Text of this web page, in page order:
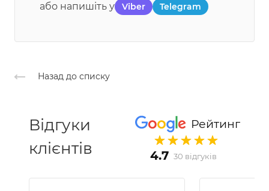
або напишіть у Viber Telegram
Назад до списку
Рейтинг
4.7 30 відгуків
Відгуки
клієнтів